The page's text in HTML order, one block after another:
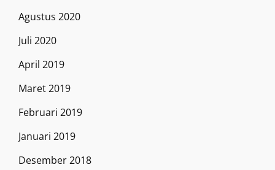
Agustus 2020
Juli 2020
April 2019
Maret 2019
Februari 2019
Januari 2019
Desember 2018